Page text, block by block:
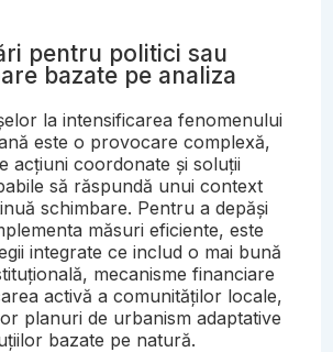
pentru politici sau
bazate pe analiza
la intensificarea fenomenului
este o provocare complexă,
acțiuni coordonate și soluții
să răspundă unui context
schimbare. Pentru a depăși
măsuri eficiente, este
integrate ce includ o mai bună
mecanisme financiare
activă a comunităților locale,
planuri de urbanism adaptative
bazate pe natură.